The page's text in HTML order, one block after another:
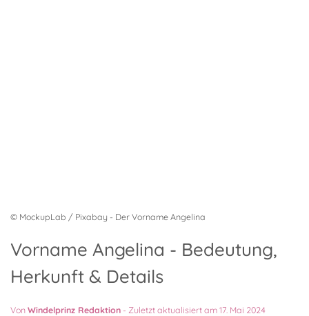
© MockupLab / Pixabay - Der Vorname Angelina
Vorname Angelina - Bedeutung,
Herkunft & Details
VonWindelprinz Redaktion - Zuletzt aktualisiert am 17. Mai 2024